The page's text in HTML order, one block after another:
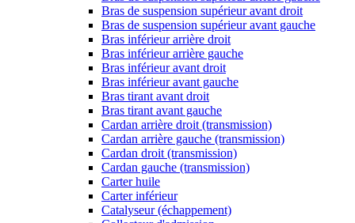
Bras de suspension supérieur avant droit
Bras de suspension supérieur avant gauche
Bras inférieur arrière droit
Bras inférieur arrière gauche
Bras inférieur avant droit
Bras inférieur avant gauche
Bras tirant avant droit
Bras tirant avant gauche
Cardan arrière droit (transmission)
Cardan arrière gauche (transmission)
Cardan droit (transmission)
Cardan gauche (transmission)
Carter huile
Carter inférieur
Catalyseur (échappement)